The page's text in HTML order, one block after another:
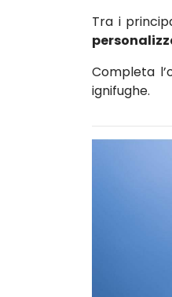
Tra i
Completa
ignifughe.